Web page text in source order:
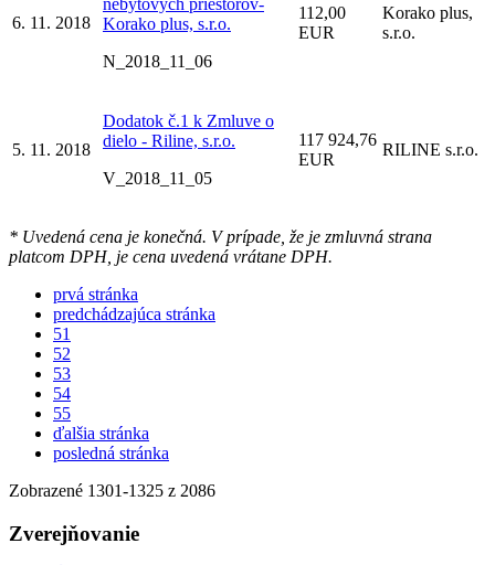
6. 11. 2018
Korako plus, s.r.o.
N_2018_11_06
112,00
EUR
Korako plus,
s.r.o.
5. 11. 2018
Dodatok č.1 k Zmluve o
dielo - Riline, s.r.o.
V_2018_11_05
117 924,76
EUR
RILINE s.r.o.
* Uvedená cena je konečná. V prípade, že je zmluvná strana
platcom DPH, je cena uvedená vrátane DPH.
prvá stránka
predchádzajúca stránka
51
52
53
54
55
ďalšia stránka
posledná stránka
Zobrazené 1301-1325 z 2086
Zverejňovanie